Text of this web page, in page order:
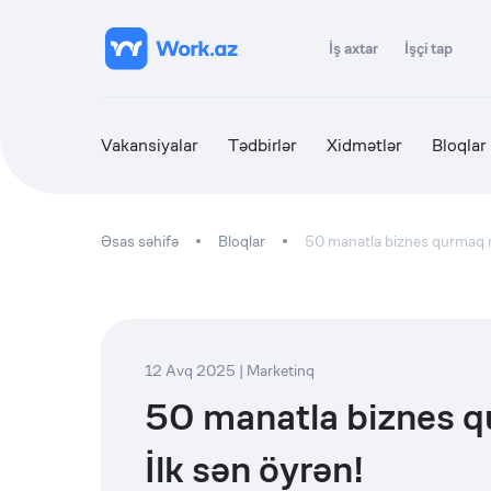
İş axtar İşçi tap
Vakansiyalar Tədbirlər Xidmətlər Bloqlar
Əsas səhifə Bloqlar 50 manatla biznes
12 Avq 2025 | Marketinq
50 manatla biznes
İlk sən öyrən!